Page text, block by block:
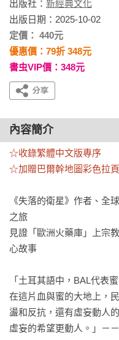
出版社： 新經典文化
出版日期：2025-10-02
定價： 440元
優惠價：79折 348元
書虫VIP價：348元
內容簡介
☆收錄繁體中文版專序
☆加贈巴爾幹地圖彩色拉
《失落的衛星》作者、全
之旅
見證「歐洲火藥庫」上宗
心故事
「土耳其語中，BAL代表
在這片血與蜜的大地上，
盪和反抗，還有虛妄動人
虛妄的希望更動人。」－